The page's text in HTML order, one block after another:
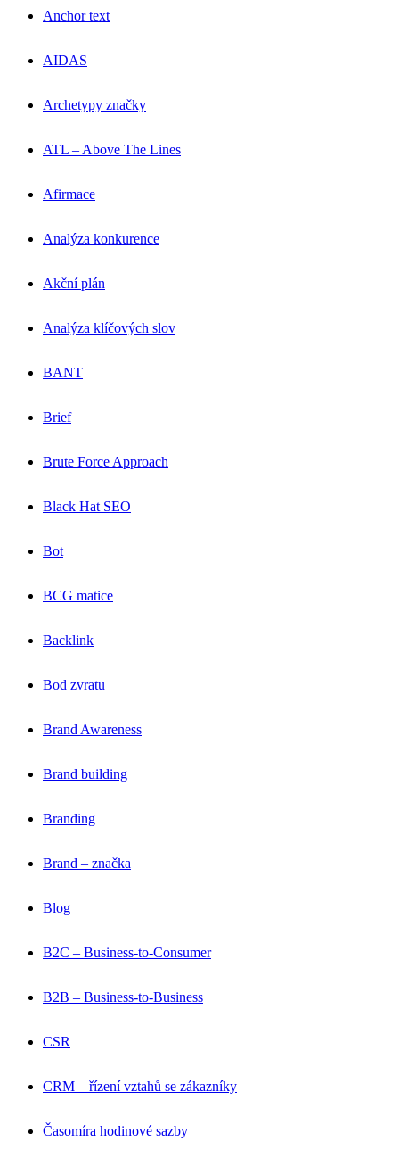
Anchor text
AIDAS
Archetypy značky
ATL – Above The Lines
Afirmace
Analýza konkurence
Akční plán
Analýza klíčových slov
BANT
Brief
Brute Force Approach
Black Hat SEO
Bot
BCG matice
Backlink
Bod zvratu
Brand Awareness
Brand building
Branding
Brand – značka
Blog
B2C – Business-to-Consumer
B2B – Business-to-Business
CSR
CRM – řízení vztahů se zákazníky
Časomíra hodinové sazby